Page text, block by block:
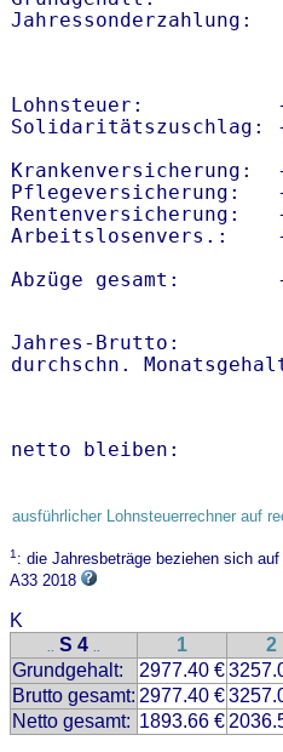
Lohnsteuer:           -
Solidaritätszuschlag:
Pflegeversicherung:
Rentenversicherung:
Arbeitslosenvers.:
Abzüge gesamt:
Jahres-
netto bleiben:
ausführlicher Lohnsteuerrechner auf
1: die Jahresbeträge beziehen sich
A33 2018
K
.. S 4 .. 1 2
Grundgehalt:
2977.40 €
Brutto gesamt: 2977.40 €
Netto gesamt: 1893.66 €